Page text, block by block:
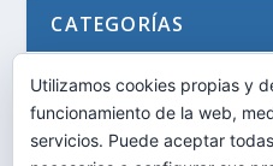
CATEGORÍAS
General
Herramientas
Utilizamos cookies propias y
funcionamiento de la web,
servicios. Puede aceptar